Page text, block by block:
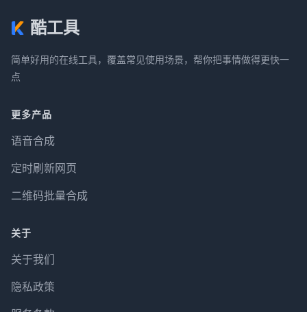
酷工具
简单好用的在线工具，覆盖常见使用场景，帮你把事情做得更快一
点
更多产品
语音合成
定时刷新网页
二维码批量合成
关于
关于我们
隐私政策